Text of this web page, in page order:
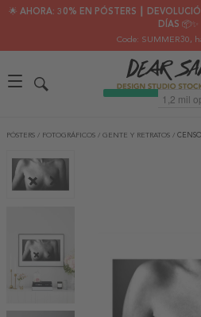
🌟 AHORA: 30% EN PÓSTERS ┃
DÍAS 📦✨
Code: SUMMER30,
PÓSTERS / FOTOGRÁFICOS / GENTE Y RETRATOS /